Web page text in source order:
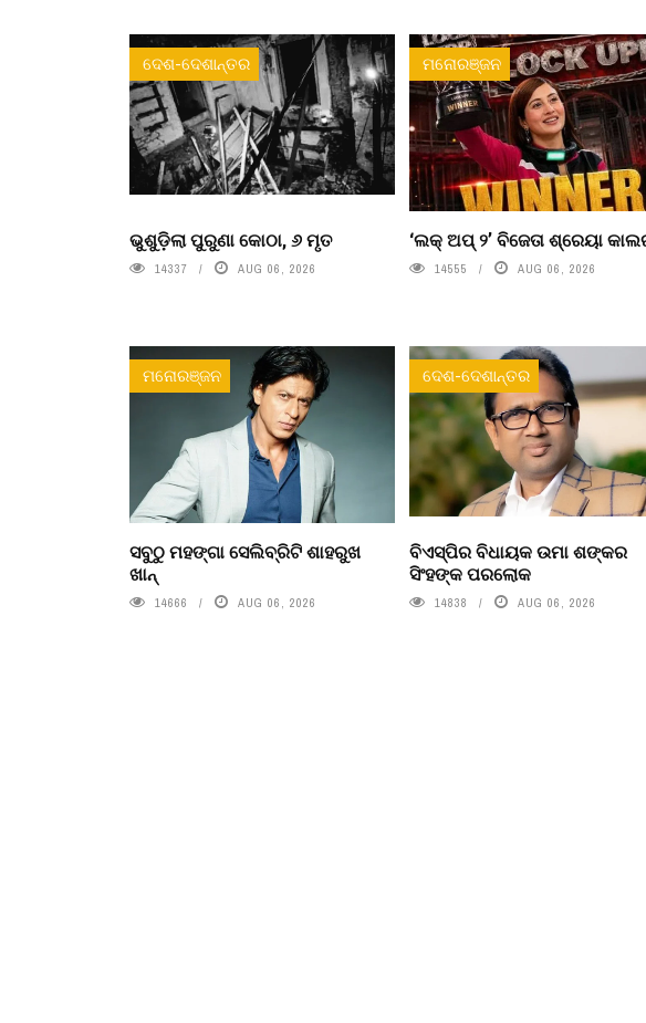
ଦେଶ-ଦେଶାନ୍ତର
ଭୁଶୁଡ଼ିଲା ପୁରୁଣା କୋଠା, ୬ ମୃତ
14337 AUG 06, 2026
ମନୋରଞ୍ଜନ
‘ଲକ୍ ଅପ୍ ୨’ ବିଜେତା ଶ୍ରେୟା
14555 AUG 06, 2026
ମନୋରଞ୍ଜନ
ସବୁଠୁ ମହଙ୍ଗା ସେଲିବ୍ରିଟି ଶାହରୁଖ
ଖାନ୍
14666 AUG 06, 2026
ଦେଶ-ଦେଶାନ୍ତର
ବିଏସ୍‌ପିର ବିଧାୟକ ଉମା ଶଙ୍କର
ସିଂହଙ୍କ ପରଲୋକ
14838 AUG 06, 2026